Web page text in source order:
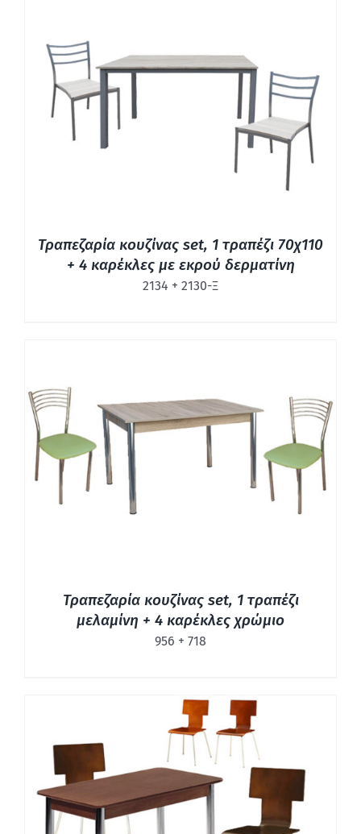
Τραπεζαρία κουζίνας set, 1 τραπέζι 70χ110
+ 4 καρέκλες με εκρού δερματίνη
2134 + 2130-Ξ
ΛΕΠΤΟΜΈΡΕΙΕΣ
Τραπεζαρία κουζίνας set, 1 τραπέζι
μελαμίνη + 4 καρέκλες χρώμιο
956 + 718
ΛΕΠΤΟΜΈΡΕΙΕΣ